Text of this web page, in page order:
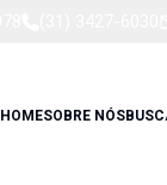
HOMESOBRE NÓS